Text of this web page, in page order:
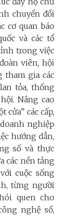
chuyển đổi
cơ quan báo
và các tổ
trong việc
viên, hội
tham gia các
tỏa, thống
Nâng cao
cửa” các cấp,
nghiệp
hướng dẫn,
số và thực
các nền tảng
cuộc sống
từng người
quen cho
nghệ số,